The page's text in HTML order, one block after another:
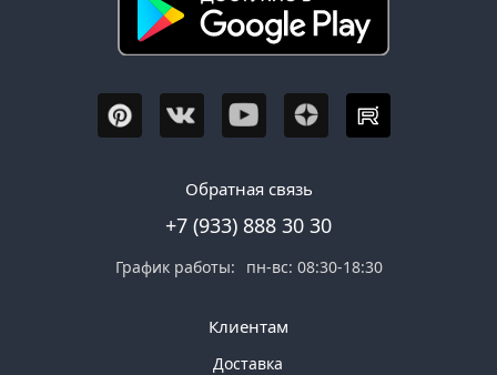
Обратная связь
+7 (933) 888 30 30
График работы: пн-вс: 08:30-18:30
Клиентам
Доставка